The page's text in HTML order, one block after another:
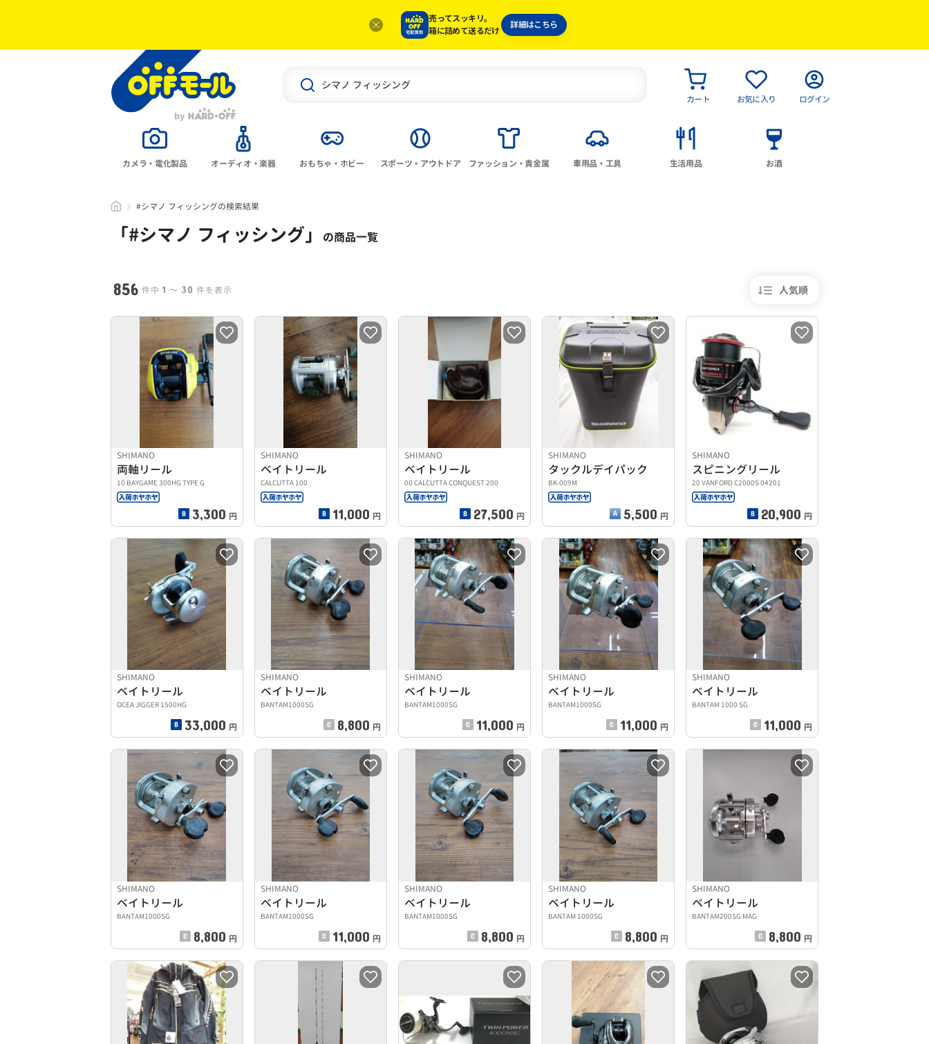
売ってスッキリ。
箱に詰めて送るだけ
詳細はこちら
カート お気に入り ログイン
カメラ・電化製品 オーディオ・楽器 おもちゃ・ホビー スポーツ・アウトドア ファッション・貴金属 車用品・工具 生活用品 お酒
#シマノ フィッシングの検索結果
「#シマノ フィッシング」 の商品一覧
856 件中 1 〜 30 件を表示 人気順
SHIMANO
両軸リール
10 BAYGAME 300HG TYPE G
3,300 円
SHIMANO
ベイトリール
CALCUTTA 100
11,000 円
SHIMANO
ベイトリール
00 CALCUTTA CONQUEST 200
27,500 円
SHIMANO
タックルデイパック
BK-009M
5,500 円
SHIMANO
スピニングリール
20 VANFORD C2000S 04201
20,900 円
SHIMANO
ベイトリール
OCEA JIGGER 1500HG
33,000 円
SHIMANO
ベイトリール
BANTAM1000SG
8,800 円
SHIMANO
ベイトリール
BANTAM1000SG
11,000 円
SHIMANO
ベイトリール
BANTAM1000SG
11,000 円
SHIMANO
ベイトリール
BANTAM 1000 SG
11,000 円
SHIMANO
ベイトリール
BANTAM1000SG
8,800 円
SHIMANO
ベイトリール
BANTAM1000SG
11,000 円
SHIMANO
ベイトリール
BANTAM1000SG
8,800 円
SHIMANO
ベイトリール
BANTAM 1000SG
8,800 円
SHIMANO
ベイトリール
BANTAM200SG MAG
8,800 円